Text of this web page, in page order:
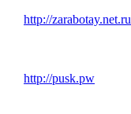
http://zarabotay.net.ru
http://pusk.pw